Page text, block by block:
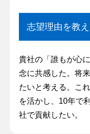
志望理由を教え
貴社の「誰もが心
念に共感した。将
たいと考える。こ
を活かし、10年で
社で貢献したい。